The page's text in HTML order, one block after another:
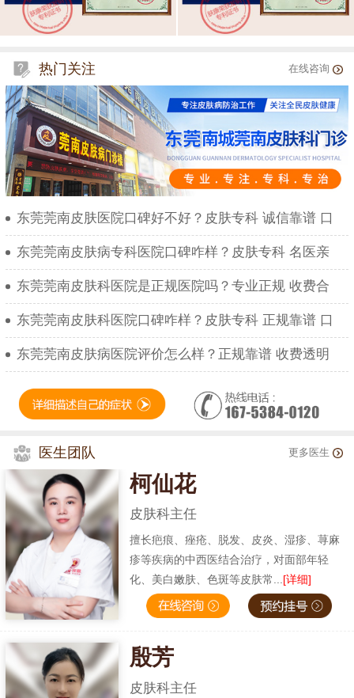
热门关注 在线咨询
东莞莞南皮肤医院口碑好不好？皮肤专科 诚信靠谱 口
东莞莞南皮肤病专科医院口碑咋样？皮肤专科 名医亲
东莞莞南皮肤科医院是正规医院吗？专业正规 收费合
东莞莞南皮肤科医院口碑咋样？皮肤专科 正规靠谱 口
东莞莞南皮肤病医院评价怎么样？正规靠谱 收费透明
医生团队 更多医生
柯仙花
皮肤科主任
擅长疤痕、痤疮、脱发、皮炎、湿疹、荨麻
疹等疾病的中西医结合治疗，对面部年轻
化、美白嫩肤、色斑等皮肤常... [详细]
殷芳
皮肤科主任